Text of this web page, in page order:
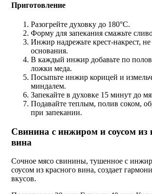
Приготовление
Разогрейте духовку до 180°C.
Форму для запекания смажьте
Инжир надрежьте крест-накрест, не
основания.
В каждый инжир добавьте по
ложки меда.
Посыпьте инжир корицей и
миндалем.
Запекайте в духовке 15 минут до
Подавайте теплым, полив соком,
при запекании.
Свинина с инжиром и соусом из
вина
Сочное мясо свинины, тушенное с
соусом из красного вина, создает
вкусов.